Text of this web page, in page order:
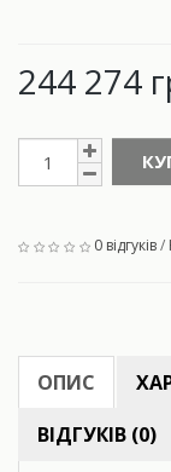
244 274
0 відгуків/
ОПИС
ВІДГУКІВ (0)